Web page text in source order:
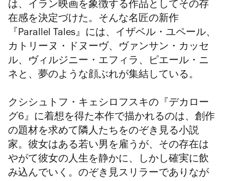
は、イラン映画を象徴する作品としてその存
在感を決定づけた。そんな名匠の新作
『Parallel Tales』には、イザベル・ユペール、
カトリーヌ・ドヌーヴ、ヴァンサン・カッセ
ル、ヴィルジニー・エフィラ、ピエール・ニ
ネと、夢のような顔ぶれが集結している。
クシシュトフ・キェシロフスキの『デカロー
グ6』に着想を得た本作で描かれるのは、創作
の題材を求めて隣人たちをのぞき見る小説
家。彼女はある若い男を雇うが、その存在は
やがて彼女の人生を静かに、しかし確実に飲
み込んでいく。のぞき見スリラーでありなが